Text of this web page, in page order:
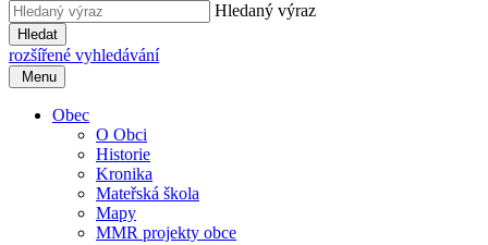
Hledaný výraz
Hledat
rozšířené vyhledávání
Menu
Obec
O Obci
Historie
Kronika
Mateřská škola
Mapy
MMR projekty obce